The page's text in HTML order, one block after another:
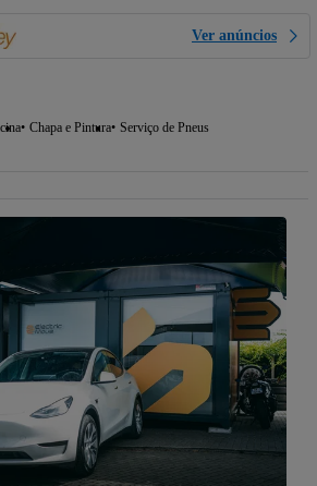
Ver anúncios
Chapa e Pintura Serviço de Pneus